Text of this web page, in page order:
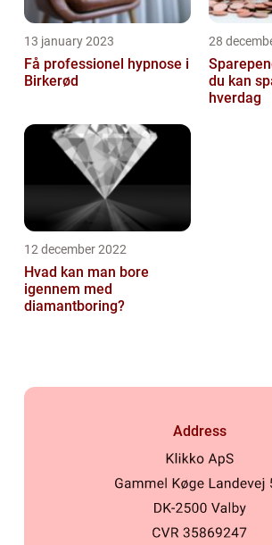
13 january 2023
Få professionel hypnose i
Birkerød
28
du kan
hverdag
12 december 2022
Hvad kan man bore
igennem med
diamantboring?
Address